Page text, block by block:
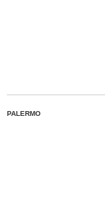
PALERMO